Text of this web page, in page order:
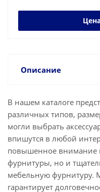
Описание
В нашем каталоге
различных типов,
могли выбрать
впишутся в любой
повышенное внимание
фурнитуры, но и
мебельную фурнитуру.
гарантирует